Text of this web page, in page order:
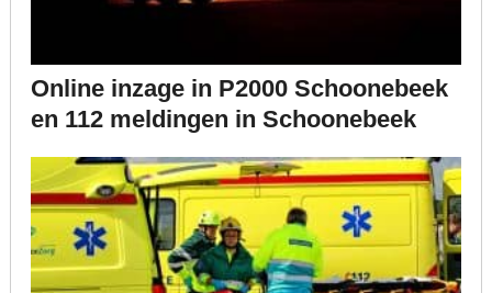
Online inzage in P2000 Schoonebeek
en 112 meldingen in Schoonebeek